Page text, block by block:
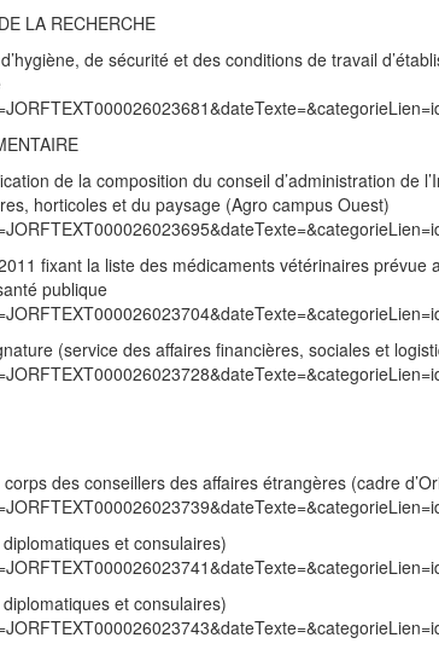
LA RECHERCHE
de sécurité et des conditions de travail
de la composition du conseil d’administration de
horticoles et du paysage (Agro campus Ouest)
fixant la liste des médicaments vétérinaires prévue
publique
(service des affaires financières, sociales et
des conseillers des affaires étrangères (cadre
et consulaires)
et consulaires)